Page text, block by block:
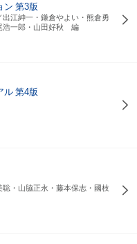
ン 第3版
江紳一・鎌倉やよい・熊倉勇
浩一郎・山田好秋 編
ル 第4版
・山脇正永・藤本保志・國枝